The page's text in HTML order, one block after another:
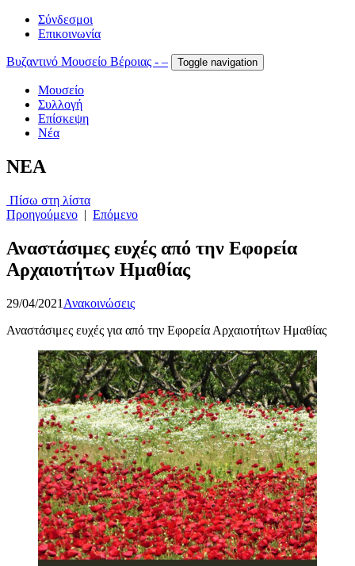
Σύνδεσμοι
Επικοινωνία
Βυζαντινό Μουσείο Βέροιας - – Toggle navigation
Μουσείο
Συλλογή
Επίσκεψη
Νέα
NEA
Πίσω στη λίστα
Προηγούμενο | Επόμενο
Αναστάσιμες ευχές από την Εφορεία
Αρχαιοτήτων Ημαθίας
29/04/2021 Ανακοινώσεις
Αναστάσιμες ευχές για από την Εφορεία Αρχαιοτήτων Ημαθίας